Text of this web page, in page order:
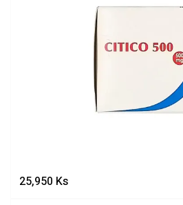
25,950 Ks